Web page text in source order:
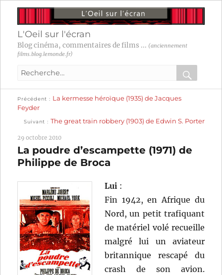
L'Oeil sur l'écran
Blog cinéma, commentaires de films ... (anciennement
films.blog.lemonde.fr)
Recherche
:
OK
Navigation
de
l’article
Précédent
précédente :
La kermesse héroïque (1935) de Jacques
Feyder
Suivant
suivante :
The great train robbery (1903) de Edwin S. Porter
29 octobre 2010
La poudre d’escampette (1971) de
Philippe de Broca
Lui :
Fin 1942, en Afrique du
Nord, un petit trafiquant
de matériel volé recueille
malgré lui un aviateur
britannique rescapé du
crash de son avion.